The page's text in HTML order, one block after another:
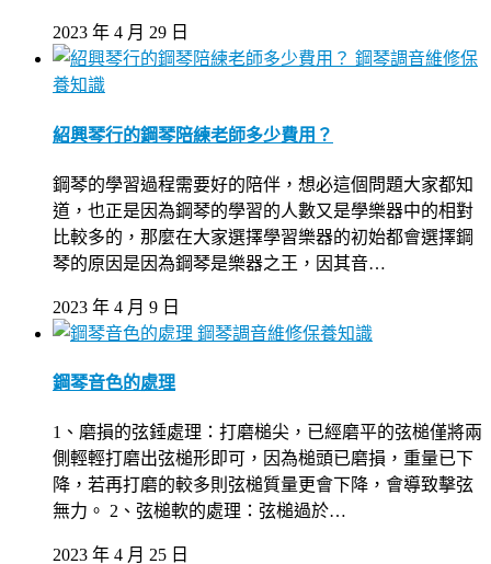
2023 年 4 月 29 日
鋼琴調音維修保
養知識
紹興琴行的鋼琴陪練老師多少費用？
鋼琴的學習過程需要好的陪伴，想必這個問題大家都知
道，也正是因為鋼琴的學習的人數又是學樂器中的相對
比較多的，那麼在大家選擇學習樂器的初始都會選擇鋼
琴的原因是因為鋼琴是樂器之王，因其音…
2023 年 4 月 9 日
鋼琴調音維修保養知識
鋼琴音色的處理
1、磨損的弦錘處理：打磨槌尖，已經磨平的弦槌僅將兩
側輕輕打磨出弦槌形即可，因為槌頭已磨損，重量已下
降，若再打磨的較多則弦槌質量更會下降，會導致擊弦
無力。 2、弦槌軟的處理：弦槌過於…
2023 年 4 月 25 日